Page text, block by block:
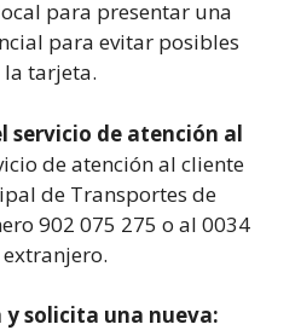
para presentar una
para evitar posibles
tarjeta.
servicio de atención al
de atención al cliente
de Transportes de
902 075 275 o al 0034
solicita una nueva: